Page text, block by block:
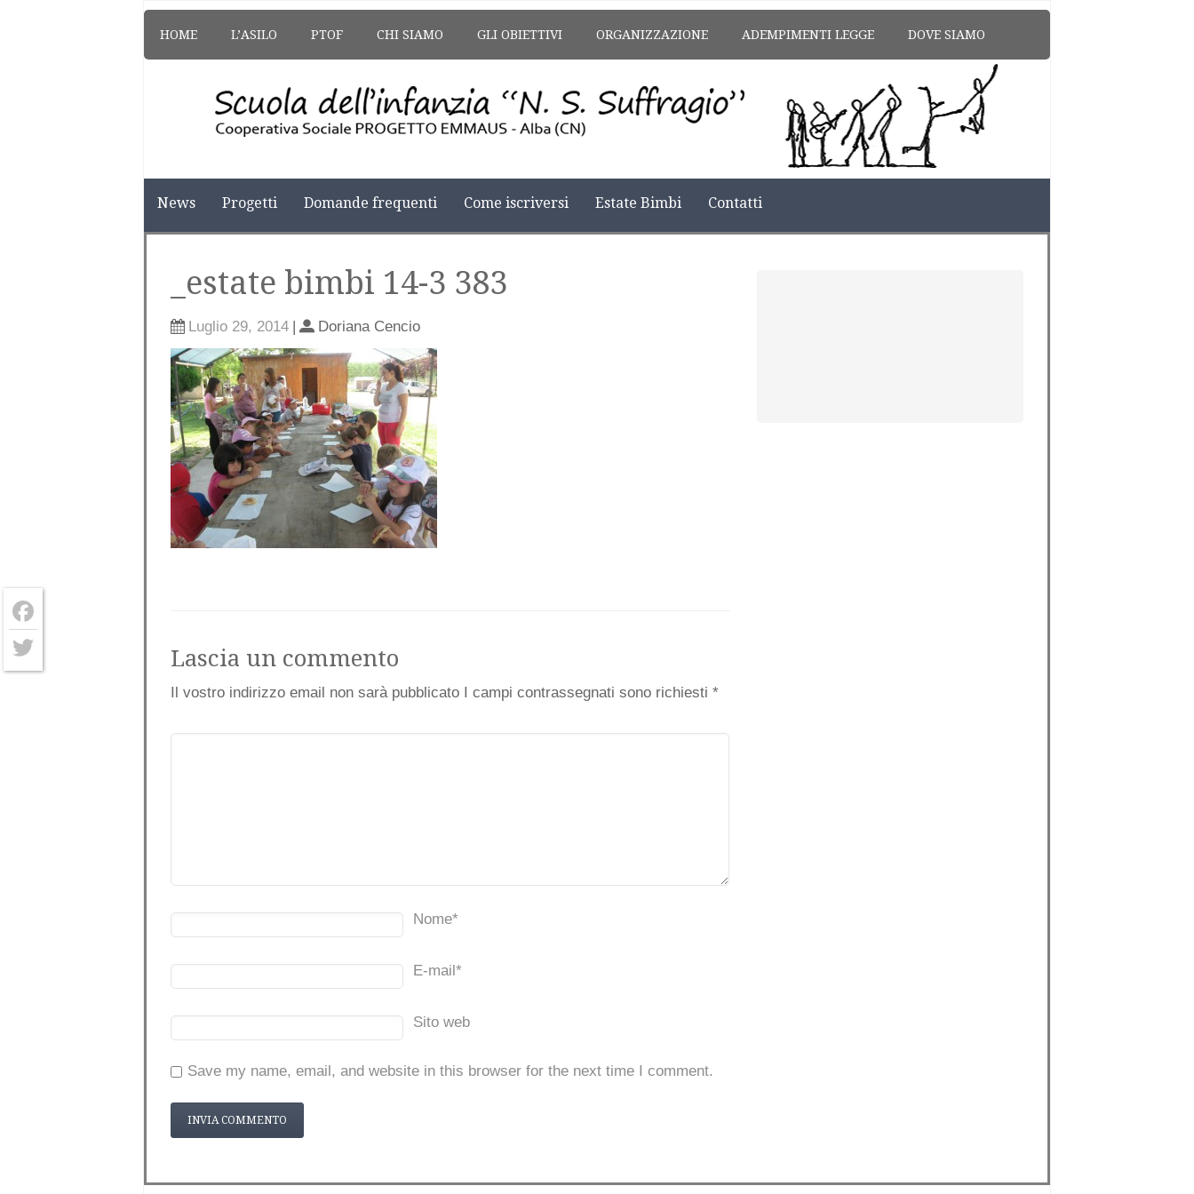
HOME L’ASILO PTOF CHI SIAMO GLI OBIETTIVI ORGANIZZAZIONE ADEMPIMENTI LEGGE DOVE SIAMO
News Progetti Domande frequenti Come iscriversi Estate Bimbi Contatti
_estate bimbi 14-3 383
Luglio 29, 2014 | Doriana Cencio
Lascia un commento
Il vostro indirizzo email non sarà pubblicato I campi contrassegnati sono richiesti *
Nome*
E-mail *
Sito web
Save my name, email, and website in this browser for the next time I comment.
Facebook
Twitter